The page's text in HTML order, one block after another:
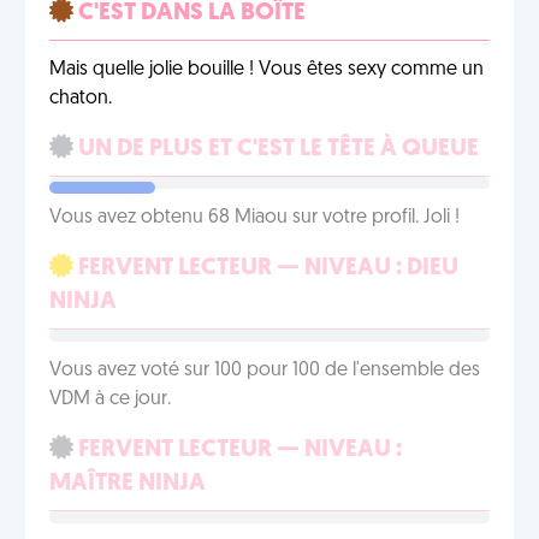
C'EST DANS LA BOÎTE
Mais quelle jolie bouille ! Vous êtes sexy comme un
chaton.
UN DE PLUS ET C'EST LE TÊTE À QUEUE
Vous avez obtenu 68 Miaou sur votre profil. Joli !
FERVENT LECTEUR — NIVEAU : DIEU
NINJA
Vous avez voté sur 100 pour 100 de l'ensemble des
VDM à ce jour.
FERVENT LECTEUR — NIVEAU :
MAÎTRE NINJA